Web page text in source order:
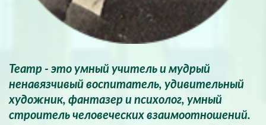
Театр - это умный учитель и мудрый
ненавязчивый воспитатель, удивительный
художник, фантазер и психолог, умный
строитель человеческих взаимоотношений.